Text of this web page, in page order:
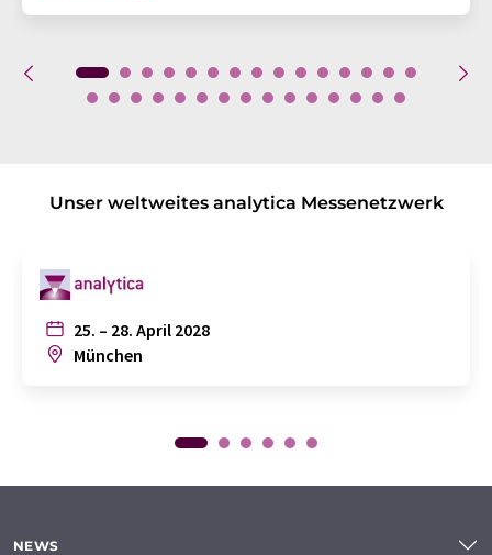
Unser weltweites analytica Messenetzwerk
25. – 28. April 2028
München
NEWS